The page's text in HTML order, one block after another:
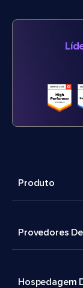
Produto
Provedores
Hospedagem